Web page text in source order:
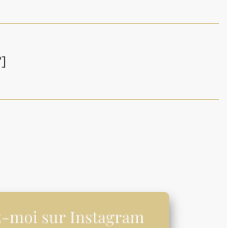
moi sur Instagram